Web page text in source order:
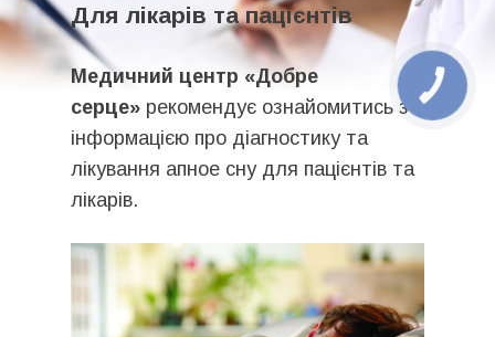
Для лікарів та пацієнтів
Медичний центр «Добре
серце» рекомендує ознайомитись з
інформацією про діагностику та
лікування апное сну для пацієнтів та
лікарів.
КНОПКА
ЗВ'ЯЗКУ